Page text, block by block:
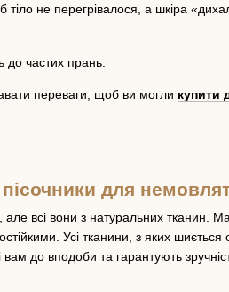
тіло не перегрівалося, а шкіра
до частих прань.
переваги, щоб ви могли купити
пісочники для
всі вони з натуральних тканин.
Усі тканини, з яких шиється
до вподоби та гарантують